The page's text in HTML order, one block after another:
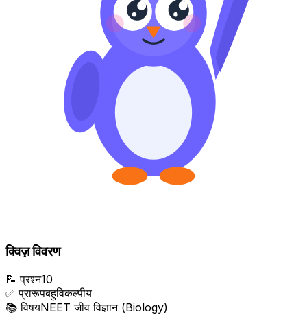
क्विज़ विवरण
📝 प्रश्न10
✅ प्रारूपबहुविकल्पीय
📚 विषयNEET जीव विज्ञान (Biology)